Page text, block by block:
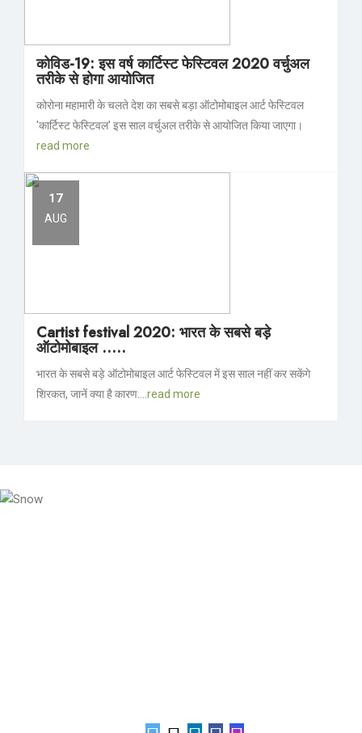
कोविड-19: इस वर्ष कार्टिस्ट फेस्टिवल 2020 वर्चुअल
तरीके से होगा आयोजित
कोरोना महामारी के चलते देश का सबसे बड़ा ऑटोमोबाइल आर्ट फेस्टिवल
'कार्टिस्ट फेस्टिवल' इस साल वर्चुअल तरीके से आयोजित किया जाएगा।
read more
17
AUG
Cartist festival 2020: भारत के सबसे बड़े
ऑटोमोबाइल .....
भारत के सबसे बड़े ऑटोमोबाइल आर्ट फेस्टिवल में इस साल नहीं कर सकेंगे
शिरकत, जानें क्या है कारण.... read more